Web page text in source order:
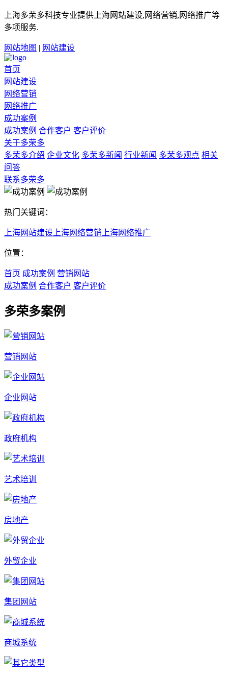
上海多荣多科技专业提供上海网站建设,网络营销,网络推广等
多项服务.
网站地图 | 网站建设
首页
网站建设
网络营销
网络推广
成功案例
成功案例 合作客户 客户评价
关于多荣多
多荣多介绍 企业文化 多荣多新闻 行业新闻 多荣多观点 相关
问答
联系多荣多
热门关键词：
上海网站建设 上海网络营销 上海网络推广
位置：
首页 成功案例 营销网站
成功案例 合作客户 客户评价
多荣多案例
营销网站
企业网站
政府机构
艺术培训
房地产
外贸企业
集团网站
商城系统